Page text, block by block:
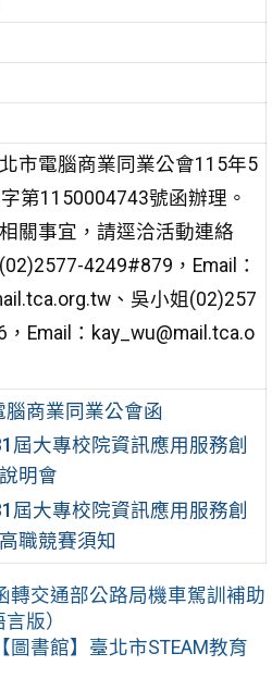
市電腦商業同業公會115年5
第1150004743號函辦理。
關事宜，請逕洽活動連絡
4249#879，Email：
、吳小姐(02)257
Email：kay_wu@mail.tca.o
腦商業同業公會函
屆大專校院資訊應用服務創
明會
屆大專校院資訊應用服務創
職競賽須知
轉交通部公路局機車駕訓補助
版）
【圖書館】臺北市STEAM教育